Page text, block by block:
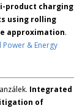
product charging
using rolling
approximation.
& Energy
Integrated
of